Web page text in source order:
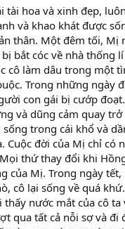
tài hoa và xinh đẹp,
và khao khát được
thân. Một đêm tối, Mị
bắt cóc về nhà thống
cô làm dâu trong một
Trong những ngày
con gái bị cướp
và dũng cảm quay trở
trong cái khổ và
đời của Mị chỉ có
thứ thay đổi khi
của Mị. Trong ngày
cô lại sống về quá
nước mắt của cô ta
qua tất cả nỗi sợ và đi